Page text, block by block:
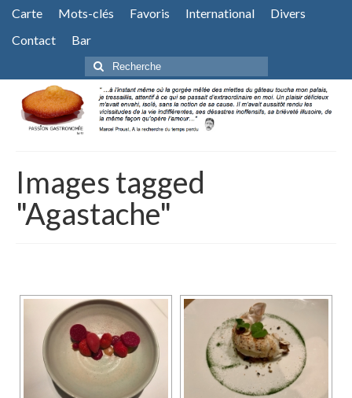
Carte Mots-clés Favoris International
Divers
Contact
Bar
Rechercher
:
Images tagged
"Agastache"